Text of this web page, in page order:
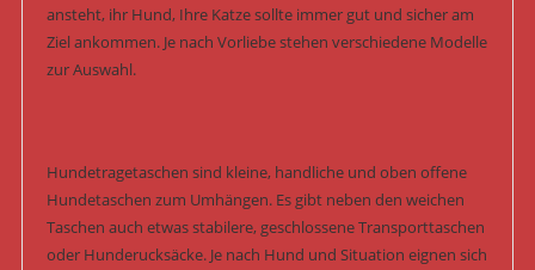
ansteht, ihr Hund, Ihre Katze sollte immer gut und sicher am
Ziel ankommen. Je nach Vorliebe stehen verschiedene Modelle
zur Auswahl.
Hundetragetaschen sind kleine, handliche und oben offene
Hundetaschen zum Umhängen. Es gibt neben den weichen
Taschen auch etwas stabilere, geschlossene Transporttaschen
oder Hunderucksäcke. Je nach Hund und Situation eignen sich